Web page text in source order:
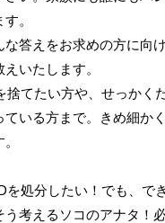
。
な答えをお求めの方に向
いたします。
捨てたい方や、せっかく
ている方まで。きめ細か
を処分したい！でも、で
考えるソコのアナタ！必